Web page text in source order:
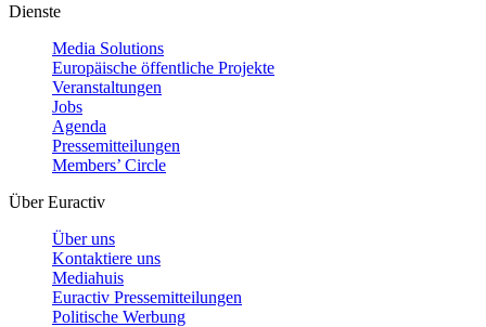
Dienste
Media Solutions
Europäische öffentliche Projekte
Veranstaltungen
Jobs
Agenda
Pressemitteilungen
Members’ Circle
Über Euractiv
Über uns
Kontaktiere uns
Mediahuis
Euractiv Pressemitteilungen
Politische Werbung